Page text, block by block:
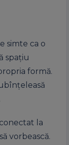
simte ca o
spațiu
formă.
la
vorbească.